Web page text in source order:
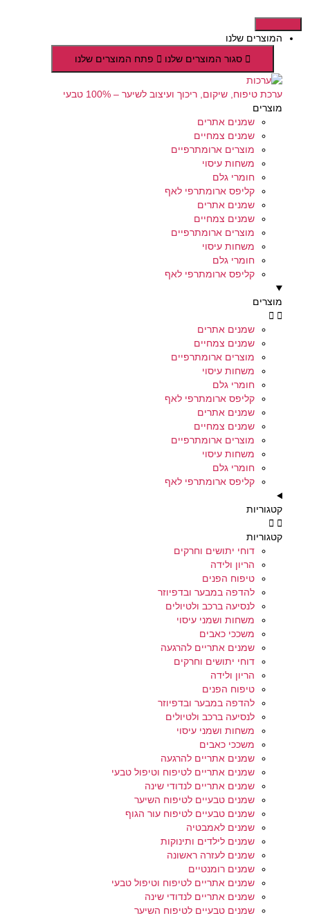
לתוכן
המוצרים שלנו
סגור המוצרים שלנו
פתח המוצרים שלנו
ערכת טיפוח, שיקום, ריכוך ועיצוב לשיער – 100% טבעי
מוצרים
שמנים אתרים
שמנים צמחיים
מוצרים ארומתרפיים
משחות עיסוי
חומרי גלם
קליפס ארומתרפי לאף
שמנים אתרים
שמנים צמחיים
מוצרים ארומתרפיים
משחות עיסוי
חומרי גלם
קליפס ארומתרפי לאף
מוצרים
שמנים אתרים
שמנים צמחיים
מוצרים ארומתרפיים
משחות עיסוי
חומרי גלם
קליפס ארומתרפי לאף
שמנים אתרים
שמנים צמחיים
מוצרים ארומתרפיים
משחות עיסוי
חומרי גלם
קליפס ארומתרפי לאף
קטגוריות
קטגוריות
דוחי יתושים וחרקים
הריון ולידה
טיפוח הפנים
להדפה במבער ובדפיוזר
לנסיעה ברכב ולטיולים
משחות ושמני עיסוי
משככי כאבים
שמנים אתריים להרגעה
דוחי יתושים וחרקים
הריון ולידה
טיפוח הפנים
להדפה במבער ובדפיוזר
לנסיעה ברכב ולטיולים
משחות ושמני עיסוי
משככי כאבים
שמנים אתריים להרגעה
שמנים אתריים לטיפוח וטיפול טבעי
שמנים אתריים לנדודי שינה
שמנים טבעיים לטיפוח השיער
שמנים טבעיים לטיפוח עור הגוף
שמנים לאמבטיה
שמנים לילדים ותינוקות
שמנים לעזרה ראשונה
שמנים רומנטיים
שמנים אתריים לטיפוח וטיפול טבעי
שמנים אתריים לנדודי שינה
שמנים טבעיים לטיפוח השיער